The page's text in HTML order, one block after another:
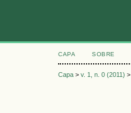
CAPA SOBRE
Capa > v. 1, n. 0 (2011) >